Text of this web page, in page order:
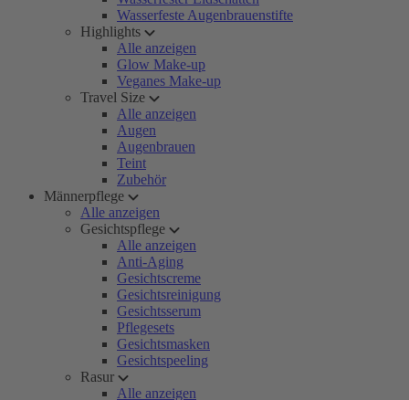
Wasserfeste Augenbrauenstifte
Highlights
Alle anzeigen
Glow Make-up
Veganes Make-up
Travel Size
Alle anzeigen
Augen
Augenbrauen
Teint
Zubehör
Männerpflege
Alle anzeigen
Gesichtspflege
Alle anzeigen
Anti-Aging
Gesichtscreme
Gesichtsreinigung
Gesichtsserum
Pflegesets
Gesichtsmasken
Gesichtspeeling
Rasur
Alle anzeigen